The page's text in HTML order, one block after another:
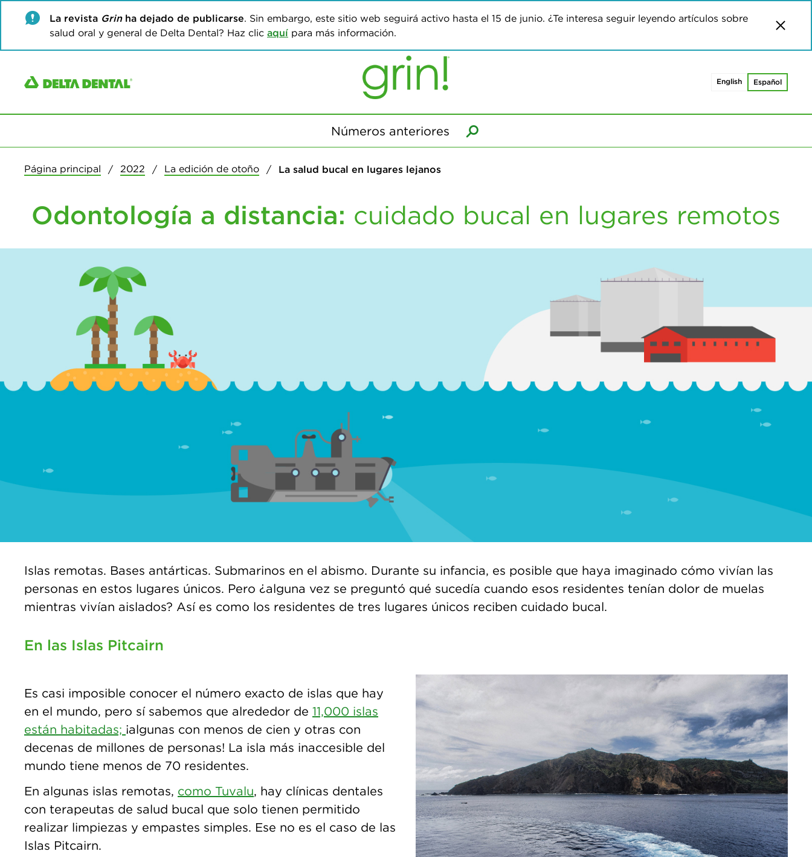
English Español
Números anteriores
Página principal 2022 La edición de otoño La salud bucal en lugares lejanos
La revista Grinha dejado de publicarse. Sin embargo, este sitio web seguirá activo hasta el 15 de junio. ¿Te interesa seguir leyendo artículos sobre
salud oral y general de Delta Dental? Haz clic aquí para más información.
Odontología a distancia: cuidado bucal en lugares remotos
Islas remotas. Bases antárticas. Submarinos en el abismo. Durante su infancia, es posible que haya imaginado cómo vivían las
personas en estos lugares únicos. Pero ¿alguna vez se preguntó qué sucedía cuando esos residentes tenían dolor de muelas
mientras vivían aislados? Así es como los residentes de tres lugares únicos reciben cuidado bucal.
En las Islas Pitcairn
Es casi imposible conocer el número exacto de islas que hay
en el mundo, pero sí sabemos que alrededor de 11,000 islas
están habitadas; ¡algunas con menos de cien y otras con
decenas de millones de personas! La isla más inaccesible del
mundo tiene menos de 70 residentes.
En algunas islas remotas, como Tuvalu, hay clínicas dentales
con terapeutas de salud bucal que solo tienen permitido
realizar limpiezas y empastes simples. Ese no es el caso de las
Islas Pitcairn.